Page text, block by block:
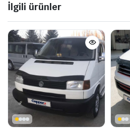
İlgili ürünler